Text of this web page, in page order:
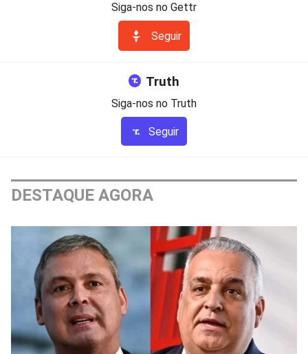
Siga-nos no Gettr
Seguir
Truth
Siga-nos no Truth
Seguir
DESTAQUE AGORA